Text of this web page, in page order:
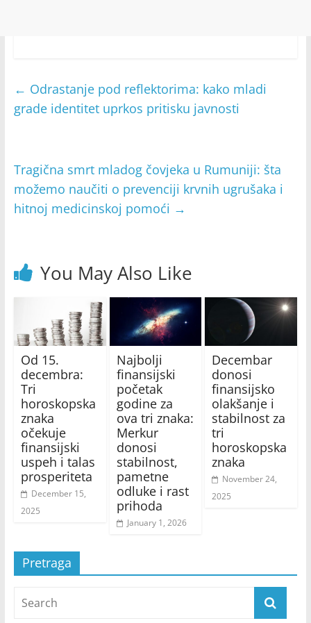
← Odrastanje pod reflektorima: kako mladi
grade identitet uprkos pritisku javnosti
Tragična smrt mladog čovjeka u Rumuniji: šta
možemo naučiti o prevenciji krvnih ugrušaka i
hitnoj medicinskoj pomoći →
You May Also Like
Od 15.
decembra:
Tri
horoskopska
znaka
očekuje
finansijski
uspeh i talas
prosperiteta
December 15,
2025
Najbolji
finansijski
početak
godine za
ova tri znaka:
Merkur
donosi
stabilnost,
pametne
odluke i rast
prihoda
January 1, 2026
Decembar
donosi
finansijsko
olakšanje i
stabilnost za
tri
horoskopska
znaka
November 24,
2025
Pretraga